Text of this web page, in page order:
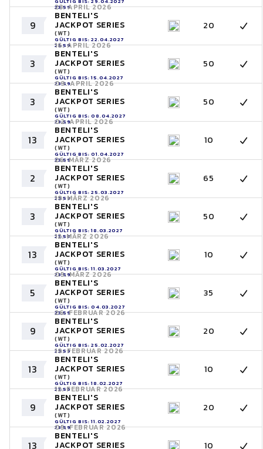
23:59
9
23. APRIL 2026
BENTELI'S
JACKPOT SERIES
(WT)
GÜLTIG BIS: 22.04.2027
23:59
20
3
16. APRIL 2026
BENTELI'S
JACKPOT SERIES
(WT)
GÜLTIG BIS: 15.04.2027
23:59
50
3
09. APRIL 2026
BENTELI'S
JACKPOT SERIES
(WT)
GÜLTIG BIS: 08.04.2027
23:59
50
13
02. APRIL 2026
BENTELI'S
JACKPOT SERIES
(WT)
GÜLTIG BIS: 01.04.2027
23:59
10
2
26. MÄRZ 2026
BENTELI'S
JACKPOT SERIES
(WT)
GÜLTIG BIS: 25.03.2027
23:59
65
3
19. MÄRZ 2026
BENTELI'S
JACKPOT SERIES
(WT)
GÜLTIG BIS: 18.03.2027
23:59
50
13
12. MÄRZ 2026
BENTELI'S
JACKPOT SERIES
(WT)
GÜLTIG BIS: 11.03.2027
23:59
10
5
05. MÄRZ 2026
BENTELI'S
JACKPOT SERIES
(WT)
GÜLTIG BIS: 04.03.2027
23:59
35
9
26. FEBRUAR 2026
BENTELI'S
JACKPOT SERIES
(WT)
GÜLTIG BIS: 25.02.2027
23:59
20
13
19. FEBRUAR 2026
BENTELI'S
JACKPOT SERIES
(WT)
GÜLTIG BIS: 18.02.2027
23:59
10
9
12. FEBRUAR 2026
BENTELI'S
JACKPOT SERIES
(WT)
GÜLTIG BIS: 11.02.2027
23:59
20
13
05. FEBRUAR 2026
BENTELI'S
JACKPOT SERIES 10